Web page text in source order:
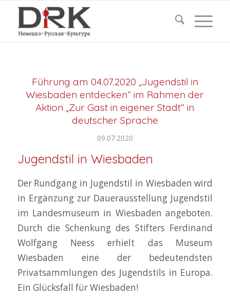
Führung am 04.07.2020 „Jugendstil in
Wiesbaden entdecken“ im Rahmen der
Aktion „Zur Gast in eigener Stadt“ in
deutscher Sprache
09.07.2020
Jugendstil in Wiesbaden
Der Rundgang in Jugendstil in Wiesbaden wird
in Ergänzung zur Dauerausstellung Jugendstil
im Landesmuseum in Wiesbaden angeboten.
Durch die Schenkung des Stifters Ferdinand
Wolfgang Neess erhielt das Museum
Wiesbaden eine der bedeutendsten
Privatsammlungen des Jugendstils in Europa.
Ein Glücksfall für Wiesbaden!